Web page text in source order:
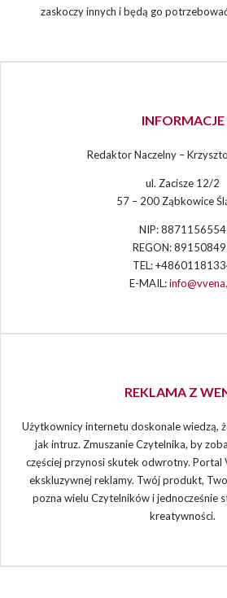
zaskoczy innych i będą go
INFORMACJE
Redaktor Naczelny –
ul. Zacisze 12/2
57 – 200 Ząbkowice
NIP: 8871156554
REGON:
TEL:
E-MAIL:
REKLAMA Z
Użytkownicy internetu doskonale wiedzą,
jak intruz. Zmuszanie Czytelnika, by
częściej przynosi skutek odwrotny. Portal
ekskluzywnej reklamy. Twój produkt,
pozna wielu Czytelników i jednocześnie
kreatywności.